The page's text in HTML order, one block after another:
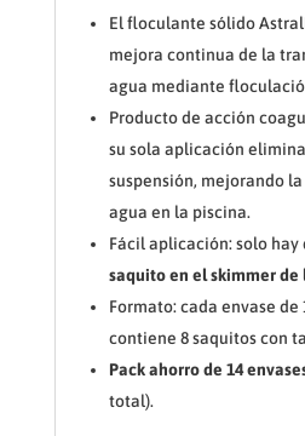
El floculante sólido
mejora continua de la
agua mediante
Producto de acción
su sola aplicación
suspensión, mejorando
agua en la piscina.
Fácil aplicación: solo hay
saquito en el skimmer de
Formato: cada envase
contiene 8 saquitos con
Pack ahorro de 14
total).